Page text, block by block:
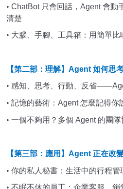
• ChatBot 只會回話， Agent會動
清楚
• 大腦、手腳、工具箱：用簡單比
【第二部：理解】 Agent 如何思
• 感知、思考、行動、反省——
• 記憶的藝術： Agent怎麼記得你
• 一個不夠用？多個 Agent 的團
【第三部：應用】 Agent 正在改
• 你的私人秘書：生活中的行程管